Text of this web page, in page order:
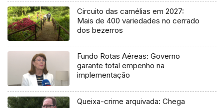
Circuito das camélias em 2027:
Mais de 400 variedades no cerrado
dos bezerros
Fundo Rotas Aéreas: Governo
garante total empenho na
implementação
Queixa-crime arquivada: Chega